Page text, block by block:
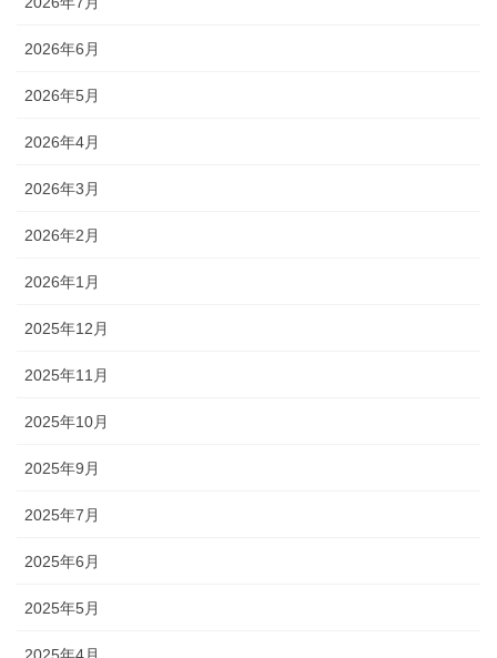
2026年6月
2026年5月
2026年4月
2026年3月
2026年2月
2026年1月
2025年12月
2025年11月
2025年10月
2025年9月
2025年7月
2025年6月
2025年5月